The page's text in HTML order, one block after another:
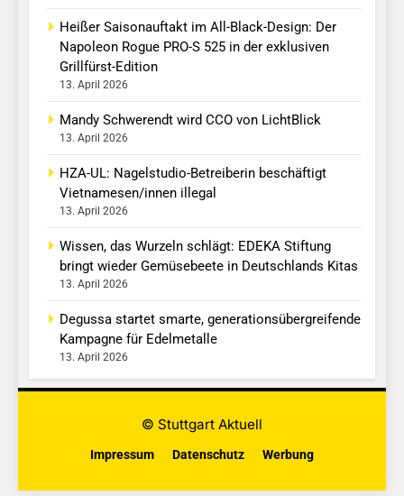
Heißer Saisonauftakt im All-Black-Design: Der
Napoleon Rogue PRO-S 525 in der exklusiven
Grillfürst-Edition
13. April 2026
Mandy Schwerendt wird CCO von LichtBlick
13. April 2026
HZA-UL: Nagelstudio-Betreiberin beschäftigt
Vietnamesen/innen illegal
13. April 2026
Wissen, das Wurzeln schlägt: EDEKA Stiftung
bringt wieder Gemüsebeete in Deutschlands Kitas
13. April 2026
Degussa startet smarte, generationsübergreifende
Kampagne für Edelmetalle
13. April 2026
© Stuttgart Aktuell
Impressum Datenschutz Werbung